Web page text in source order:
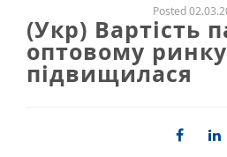
Posted
(Укр) Вартість
оптовому
підвищилася